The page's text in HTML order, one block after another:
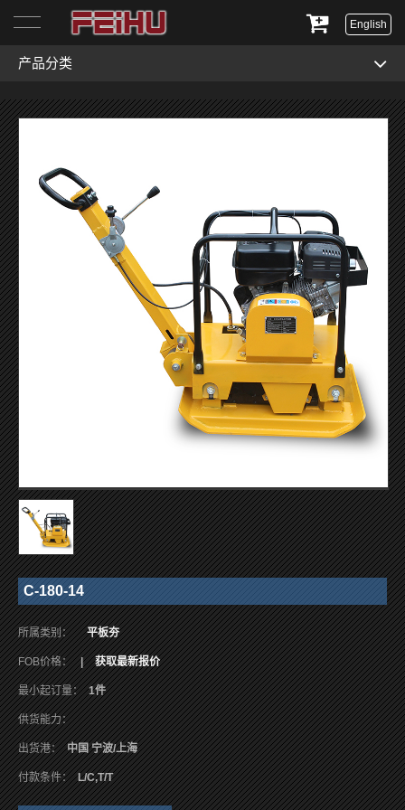
English
产品分类
C-180-14
所属类别： 平板夯
FOB价格： | 获取最新报价
最小起订量： 1件
供货能力：
出货港： 中国 宁波/上海
付款条件： L/C,T/T
首页
关于我们
服务与支持
新闻资讯